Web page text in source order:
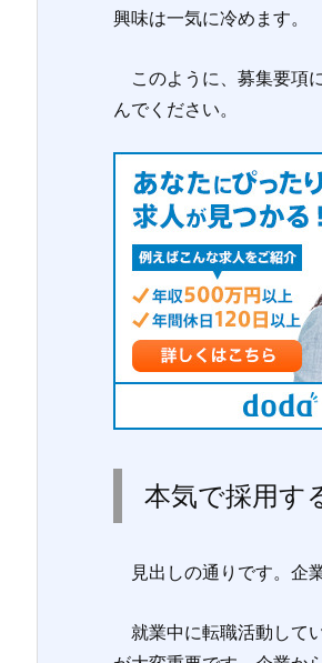
興味は一気に冷めます。
このように、募集要項
んでください。
本気で採用す
見出しの通りです。企
就業中に転職活動して